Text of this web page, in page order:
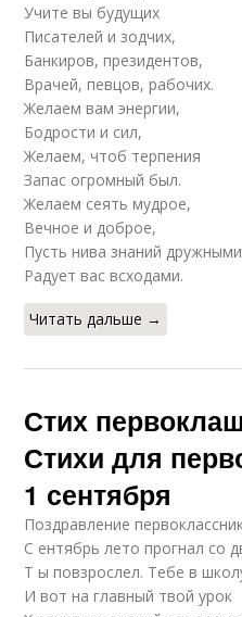
Учите вы будущих
Писателей и зодчих,
Банкиров, президентов,
Врачей, певцов, рабочих.
Желаем вам энергии,
Бодрости и сил,
Желаем, чтоб терпения
Запас огромный был.
Желаем сеять мудрое,
Вечное и доброе,
Пусть нива знаний дружными
Радует вас всходами.
Читать дальше →
Стих
Стихи для
1 сентября
Поздравление
С ентябрь лето прогнал со
Т ы повзрослел. Тебе в
И вот на главный твой урок